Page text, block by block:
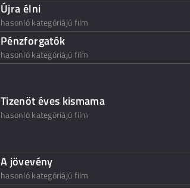
Újra élni
hasonló kategóriájú film
Pénzforgatók
hasonló kategóriájú film
Tizenöt éves kismama
hasonló kategóriájú film
A jövevény
hasonló kategóriájú film